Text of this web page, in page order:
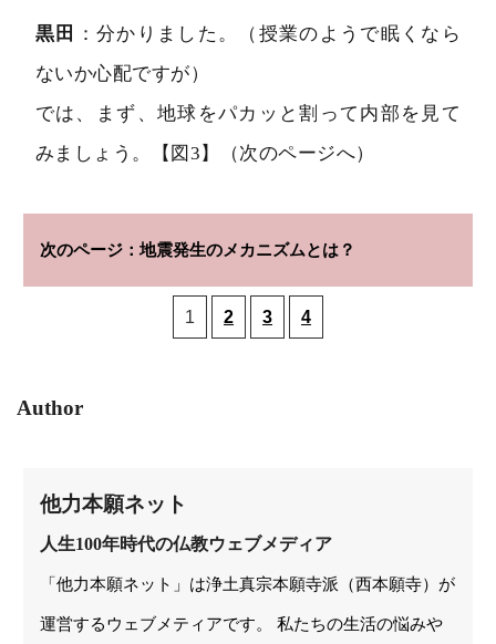
黒田
：分かりました。（授業のようで眠くなら
ないか心配ですが）
では、まず、地球をパカッと割って内部を見て
みましょう。【図3】（次のページへ）
地震発生のメカニズムとは？
1 2 3 4
Author
他力本願ネット
人生100年時代の仏教ウェブメディア
「他力本願ネット」は浄土真宗本願寺派（西本願寺）が
運営するウェブメティアです。 私たちの生活の悩みや